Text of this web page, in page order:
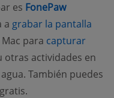
es FonePaw
window)
a grabar la pantalla
new window)
Mac para capturar
otras actividades en
También puedes